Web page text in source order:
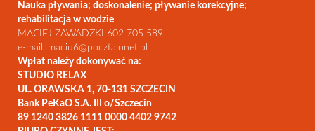
Nauka pływania; doskonalenie; pływanie korekcyjne;
rehabilitacja w wodzie
MACIEJ ZAWADZKI 602 705 589
e-mail: maciu6@poczta.onet.pl
Wpłat należy dokonywać na:
STUDIO RELAX
UL. ORAWSKA 1, 70-131 SZCZECIN
Bank PeKaO S.A. III o/Szczecin
89 1240 3826 1111 0000 4402 9742